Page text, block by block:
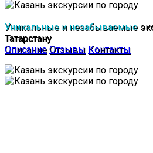
Уникальные и незабываемые
Татарстану
Описание Отзывы Контакты